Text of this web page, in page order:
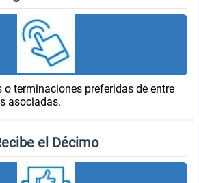
o terminaciones preferidas de entre
asociadas.
el Décimo